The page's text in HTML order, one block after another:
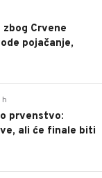
Crvene
pojačanje,
h
prvenstvo:
ali će finale biti